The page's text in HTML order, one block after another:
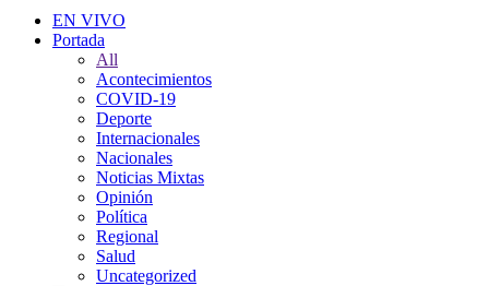
EN VIVO
Portada
All
Acontecimientos
COVID-19
Deporte
Internacionales
Nacionales
Noticias Mixtas
Opinión
Política
Regional
Salud
Uncategorized